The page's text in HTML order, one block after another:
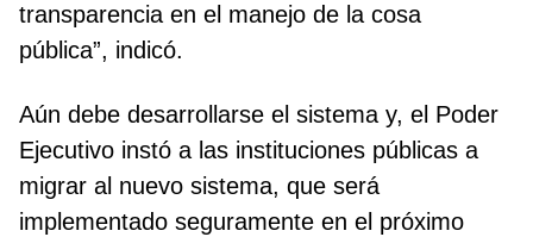
transparencia en el manejo de la cosa
pública”, indicó.
Aún debe desarrollarse el sistema y, el Poder
Ejecutivo instó a las instituciones públicas a
migrar al nuevo sistema, que será
implementado seguramente en el próximo